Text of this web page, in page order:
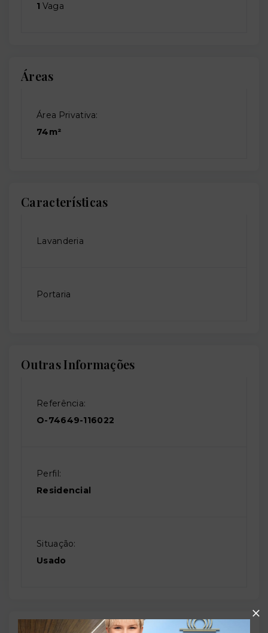
1 Vaga
Áreas
Área Privativa:
74m²
Características
Lavanderia
Portaria
Outras Informações
Referência:
O-74649-116022
Perfil:
Residencial
Situação:
Usado